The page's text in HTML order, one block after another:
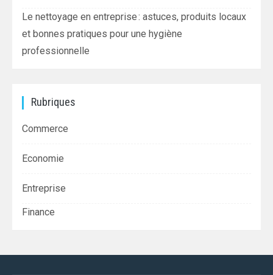
Le nettoyage en entreprise : astuces, produits locaux
et bonnes pratiques pour une hygiène
professionnelle
Rubriques
Commerce
Economie
Entreprise
Finance